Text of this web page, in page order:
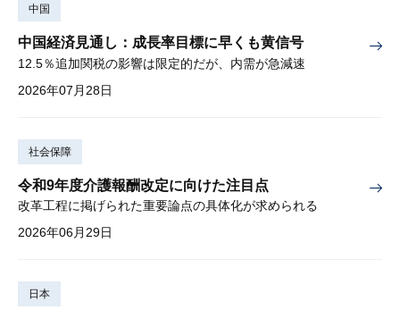
中国
中国経済見通し：成長率目標に早くも黄信号
12.5％追加関税の影響は限定的だが、内需が急減速
2026年07月28日
社会保障
令和9年度介護報酬改定に向けた注目点
改革工程に掲げられた重要論点の具体化が求められる
2026年06月29日
日本